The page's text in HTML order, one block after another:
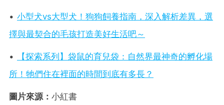
• 小型犬vs大型犬！狗狗飼養指南，深入解析差異，選
擇與最契合的毛孩打造美好生活吧～
•
【探索系列】袋鼠的育兒袋：自然界最神奇的孵化場
所！牠們住在裡面的時間到底有多長？
圖片來源： 小紅書